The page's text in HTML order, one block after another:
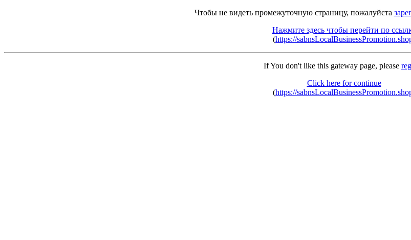
Чтобы не видеть промежуточную страницу, пожалуйста
Нажмите здесь чтобы перейти по
(https://
If You don't like this gateway page, please
Click here for continue
(https://